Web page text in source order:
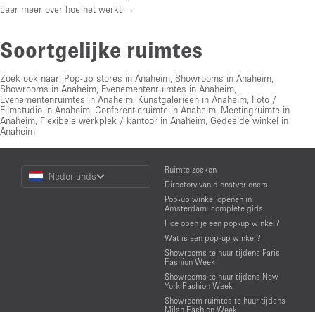
Leer meer over hoe het werkt →
Soortgelijke ruimtes
Zoek ook naar: Pop-up stores in Anaheim Showrooms in Anaheim
Showrooms in Anaheim Evenementenruimtes in Anaheim
Evenementenruimtes in Anaheim Kunstgalerieën in Anaheim Foto /
Filmstudio in Anaheim Conferentieruimte in Anaheim Meetingruimte in
Anaheim Flexibele werkplek / kantoor in Anaheim Gedeelde winkel in
Anaheim
Choose
Language
Nederlands
Ruimte zoeken
Directory van dienstverleners
Pop-up winkel openen in
Amsterdam: complete gids
Hoe open je een pop-up winkel?
Wat is een pop-up winkel?
Showrooms te huur tijdens Paris
Fashion Week
Showrooms te huur tijdens New
York Fashion Week
Showroom ruimtes te huur tijdens
Milan Fashion Week